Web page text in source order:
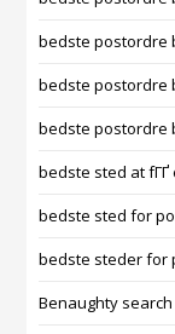
bedste postordre
bedste postordre
bedste postordre
bedste sted at
bedste sted for
bedste steder for
Benaughty